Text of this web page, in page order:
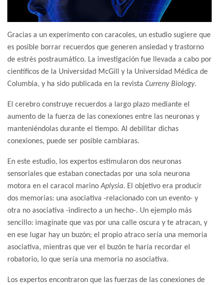
Gracias a un experimento con caracoles, un estudio sugiere que
es posible borrar recuerdos que generen ansiedad y trastorno
de estrés postraumático. La investigación fue llevada a cabo por
científicos de la Universidad McGill y la Universidad Médica de
Columbia, y ha sido publicada en la revista Curreny Biology.
El cerebro construye recuerdos a largo plazo mediante el
aumento de la fuerza de las conexiones entre las neuronas y
manteniéndolas durante el tiempo. Al debilitar dichas
conexiones, puede ser posible cambiaras.
En este estudio, los expertos estimularon dos neuronas
sensoriales que estaban conectadas por una sola neurona
motora en el caracol marinoAplysia. El objetivo era producir
dos memorias: una asociativa -relacionado con un evento- y
otra no asociativa -indirecto a un hecho-. Un ejemplo más
sencillo: imagínate que vas por una calle oscura y te atracan, y
en ese lugar hay un buzón; el propio atraco sería una memoria
asociativa, mientras que ver el buzón te haría recordar el
robatorio, lo que sería una memoria no asociativa.
Los expertos encontraron que las fuerzas de las conexiones de